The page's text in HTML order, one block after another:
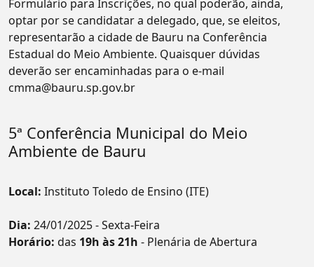
Formulário para Inscrições, no qual poderão, ainda,
optar por se candidatar a delegado, que, se eleitos,
representarão a cidade de Bauru na Conferência
Estadual do Meio Ambiente. Quaisquer dúvidas
deverão ser encaminhadas para o e-mail
cmma@bauru.sp.gov.br
5ª Conferência Municipal do Meio
Ambiente de Bauru
Local: Instituto Toledo de Ensino (ITE)
Dia: 24/01/2025 - Sexta-Feira
Horário: das 19h às 21h - Plenária de Abertura